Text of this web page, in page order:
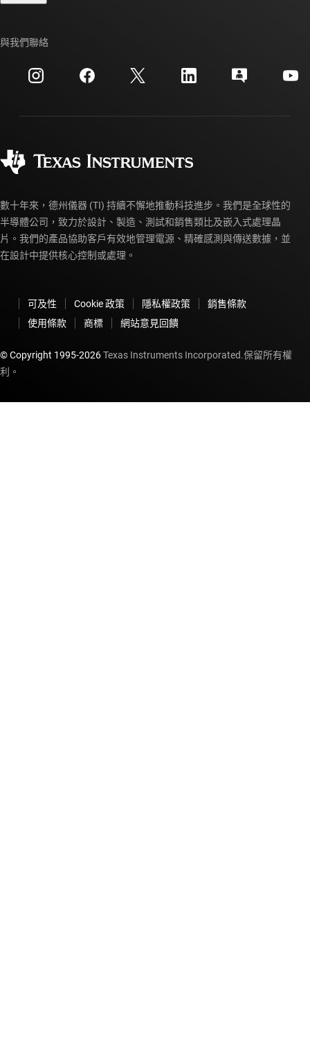
活動
投資人關系
TI E2E™ 設計支援論壇
交互參考搜索
客戶支援中心
myTI 帳戶常見問題解答
訂購 FAQ
與我們聯絡
數十年來，德州儀器 (TI) 持續不懈地推動科技進步。我們是全球性的
半導體公司，致力於設計、製造、測試和銷售類比及嵌入式處理晶
片。我們的產品協助客戶有效地管理電源、精確感測與傳送數據，並
在設計中提供核心控制或處理。
可及性 Cookie 政策 隱私權政策
銷售條款
使用條款
商標 網站意見回饋
© Copyright 1995-2026Texas Instruments Incorporated.保留所有權
利。